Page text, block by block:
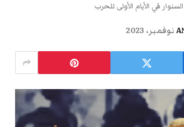
في الأيام الأولى للحرب